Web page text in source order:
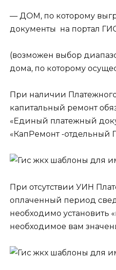
— ДОМ, по которому
документы на портал
(возможен выбор
дома, по которому
При наличии
капитальный ремонт
«Единый платежный
«КапРемонт -отдельный
При отсутствии УИН
оплаченный период
необходимо установить
необходимое вам